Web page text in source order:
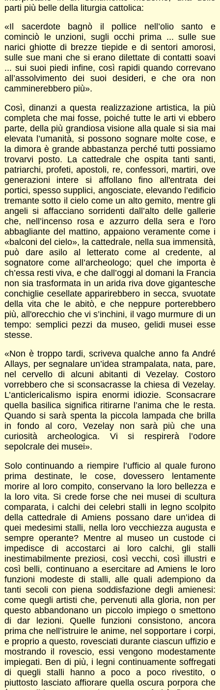
parti più belle della liturgia cattolica:
«Il sacerdote bagnò il pollice nell’olio santo e
cominciò le unzioni, sugli occhi prima ... sulle sue
narici ghiotte di brezze tiepide e di sentori amorosi,
sulle sue mani che si erano dilettate di contatti soavi
... sui suoi piedi infine, così rapidi quando correvano
all’assolvimento dei suoi desideri, e che ora non
camminerebbero più».
Così, dinanzi a questa realizzazione artistica, la più
completa che mai fosse, poiché tutte le arti vi ebbero
parte, della più grandiosa visione alla quale si sia mai
elevata l’umanità, si possono sognare molte cose, e
la dimora è grande abbastanza perché tutti possiamo
trovarvi posto. La cattedrale che ospita tanti santi,
patriarchi, profeti, apostoli, re, confessori, martiri, ove
generazioni intere si affollano fino all'entrata dei
portici, spesso supplici, angosciate, elevando l’edificio
tremante sotto il cielo come un alto gemito, mentre gli
angeli si affacciano sorridenti dall’alto delle gallerie
che, nell’incenso rosa e azzurro della sera e l'oro
abbagliante del mattino, appaiono veramente come i
«balconi del cielo», la cattedrale, nella sua immensità,
può dare asilo al letterato come al credente, al
sognatore come all’archeologo; quel che importa è
ch’essa resti viva, e che dall’oggi al domani la Francia
non sia trasformata in un arida riva dove gigantesche
conchiglie cesellate apparirebbero in secca, svuotate
della vita che le abitò, e che neppure porterebbero
più, all'orecchio che vi s’inchini, il vago murmure di un
tempo: semplici pezzi da museo, gelidi musei esse
stesse.
«Non è troppo tardi, scriveva qualche anno fa André
Allays, per segnalare un’idea strampalata, nata, pare,
nel cervello di alcuni abitanti di Vezelay. Costoro
vorrebbero che si sconsacrasse la chiesa di Vezelay.
L’anticlericalismo ispira enormi idiozie. Sconsacrare
quella basilica significa ritirarne l’anima che le resta.
Quando si sarà spenta la piccola lampada che brilla
in fondo al coro, Vezelay non sarà più che una
curiosità archeologica. Vi si respirerà l’odore
sepolcrale dei musei».
Solo continuando a riempire l’ufficio al quale furono
prima destinate, le cose, dovessero lentamente
morire al loro compito, conservano la loro bellezza e
la loro vita. Si crede forse che nei musei di scultura
comparata, i calchi dei celebri stalli in legno scolpito
della cattedrale di Amiens possano dare un’idea di
quei medesimi stalli, nella loro vecchiezza augusta e
sempre operante? Mentre al museo un custode ci
impedisce di accostarci ai loro calchi, gli stalli
inestimabilmente preziosi, così vecchi, così illustri e
così belli, continuano a esercitare ad Amiens le loro
funzioni modeste di stalli, alle quali adempiono da
tanti secoli con piena soddisfazione degli amienesi:
come quegli artisti che, pervenuti alla gloria, non per
questo abbandonano un piccolo impiego o smettono
di dar lezioni. Quelle funzioni consistono, ancora
prima che nell’istruire le anime, nel sopportare i corpi,
e proprio a questo, rovesciati durante ciascun uffizio e
mostrando il rovescio, essi vengono modestamente
impiegati. Ben di più, i legni continuamente soffregati
di quegli stalli hanno a poco a poco rivestito, o
piuttosto lasciato affiorare quella oscura porpora che